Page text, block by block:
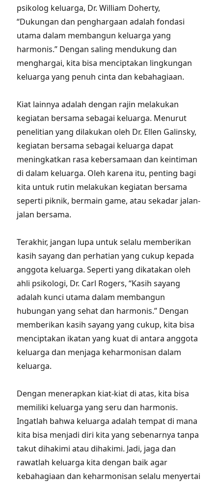
psikolog keluarga, Dr. William Doherty,
“Dukungan dan penghargaan adalah fondasi
utama dalam membangun keluarga yang
harmonis.” Dengan saling mendukung dan
menghargai, kita bisa menciptakan lingkungan
keluarga yang penuh cinta dan kebahagiaan.
Kiat lainnya adalah dengan rajin melakukan
kegiatan bersama sebagai keluarga. Menurut
penelitian yang dilakukan oleh Dr. Ellen Galinsky,
kegiatan bersama sebagai keluarga dapat
meningkatkan rasa kebersamaan dan keintiman
di dalam keluarga. Oleh karena itu, penting bagi
kita untuk rutin melakukan kegiatan bersama
seperti piknik, bermain game, atau sekadar jalan-
jalan bersama.
Terakhir, jangan lupa untuk selalu memberikan
kasih sayang dan perhatian yang cukup kepada
anggota keluarga. Seperti yang dikatakan oleh
ahli psikologi, Dr. Carl Rogers, “Kasih sayang
adalah kunci utama dalam membangun
hubungan yang sehat dan harmonis.” Dengan
memberikan kasih sayang yang cukup, kita bisa
menciptakan ikatan yang kuat di antara anggota
keluarga dan menjaga keharmonisan dalam
keluarga.
Dengan menerapkan kiat-kiat di atas, kita bisa
memiliki keluarga yang seru dan harmonis.
Ingatlah bahwa keluarga adalah tempat di mana
kita bisa menjadi diri kita yang sebenarnya tanpa
takut dihakimi atau dihakimi. Jadi, jaga dan
rawatlah keluarga kita dengan baik agar
kebahagiaan dan keharmonisan selalu menyertai